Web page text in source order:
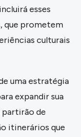
esses
que prometem
culturais
uma estratégia
expandir sua
partirão de
itinerários que